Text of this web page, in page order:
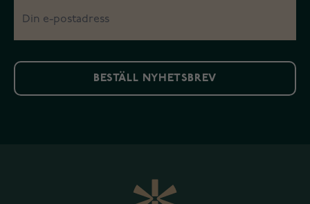
BESTÄLL NYHETSBREV